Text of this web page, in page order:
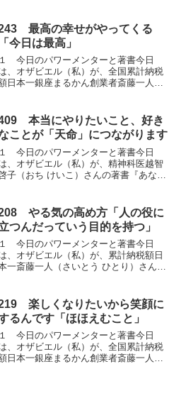
も人生にも大いなる奇跡を引き起こす
「パワーフレーズ」をお届け...
最高の幸せがやってくる
「今日は最高」
１ 今日のパワーメンターと著書今日
、オザビエル（私）が、全国累計納税
日本一銀座まるかん創業者斎藤一人
がやつてくるパワーフレイズをお届け
します。２ 「最高に幸...
本当にやりたいこと、好き
ことが「天命」につながります
１ 今日のパワーメンターと著書今日
、オザビエル（私）が、精神科医越智
子（おち けいこ）さんの著書『あなた
ーフレーズ」をお届けします。２
天が人間に与えた使命...
やる気の高め方「人の役に
つんだっていう目的を持つ」
１ 今日のパワーメンターと著書今日
、オザビエル（私）が、累計納税額日
一斎藤一人（さいとう ひとり）さんの
顔晴る力を高める世間のみんなは、
がんばってるんです。もうみ...
楽しくなりたいから笑顔に
るんです「ほほえむこと」
１ 今日のパワーメンターと著書今日
、オザビエル（私）が、全国累計納税
日本一銀座まるかん創業者斎藤一人